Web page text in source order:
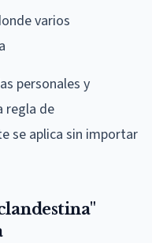
varios
personales y
regla de
se aplica sin importar